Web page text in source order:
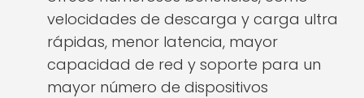
velocidades de descarga y carga ultra
rápidas, menor latencia, mayor
capacidad de red y soporte para un
mayor número de dispositivos